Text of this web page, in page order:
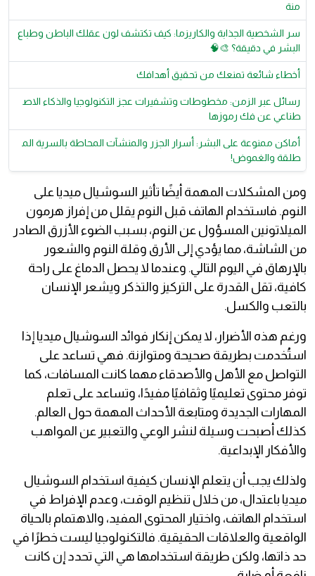
منة
سر الشخصية الجذابة والكاريزما: كيف تكتشف لون عقلك الباطن وطباع
البشر في دقيقة؟ 🎨🧠
أخطاء شائعة تمنعك من تحقيق أهدافك
رسائل عبر الزمن: مخطوطات وتشفيرات عجز التكنولوجيا والذكاء الاص
طناعي عن فك رموزها
أماكن ممنوعة على البشر: أسرار الجزر والمنشآت المحاطة بالسرية الم
طلقة والغموض!
ومن المشكلات المهمة أيضًا تأثير السوشيال ميديا على
النوم. فاستخدام الهاتف قبل النوم يقلل من إفراز هرمون
الميلاتونين المسؤول عن النوم، بسبب الضوء الأزرق الصادر
من الشاشة، مما يؤدي إلى الأرق وقلة النوم والشعور
بالإرهاق في اليوم التالي. وعندما لا يحصل الدماغ على راحة
كافية، تقل القدرة على التركيز والتذكر ويشعر الإنسان
بالتعب والكسل.
ورغم هذه الأضرار، لا يمكن إنكار فوائد السوشيال ميديا إذا
استُخدمت بطريقة صحيحة ومتوازنة. فهي تساعد على
التواصل مع الأهل والأصدقاء مهما كانت المسافات، كما
توفر محتوى تعليميًا وثقافيًا مفيدًا، وتساعد على تعلم
المهارات الجديدة ومتابعة الأحداث المهمة حول العالم.
كذلك أصبحت وسيلة لنشر الوعي والتعبير عن المواهب
والأفكار الإبداعية.
ولذلك يجب أن يتعلم الإنسان كيفية استخدام السوشيال
ميديا باعتدال، من خلال تنظيم الوقت، وعدم الإفراط في
استخدام الهاتف، واختيار المحتوى المفيد، والاهتمام بالحياة
الواقعية والعلاقات الحقيقية. فالتكنولوجيا ليست خطرًا في
حد ذاتها، ولكن طريقة استخدامها هي التي تحدد إن كانت